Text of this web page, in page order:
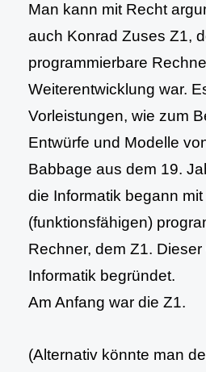
Man kann mit Recht
auch Konrad Zuses Z1,
programmierbare
Weiterentwicklung war.
Vorleistungen, wie zum
Entwürfe und Modelle
Babbage aus dem 19.
die Informatik begann
(funktionsfähigen)
Rechner, dem Z1.
Informatik begründet.
Am Anfang war die Z1.
(Alternativ könnte man